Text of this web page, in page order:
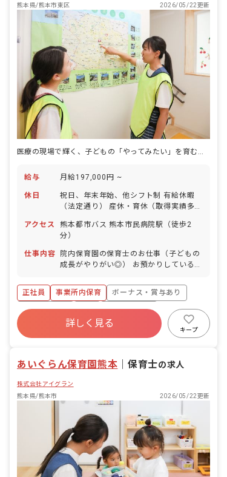
熊本県/熊本市東区
2026/05/22更新
給与 月給197,000円 ~
休日
祝日、年末年始、他シフト制 有給休暇
（法定通り） 産休・育休（取得実績多
日（週1日または4週4日以上の休日を付
与）
アクセス
熊本都市バス 熊本市民病院駅（徒歩2
分）
仕事内容
院内保育園の保育士のお仕事（子どもの
成長がやりがい◎） お預かりしている子
食事・睡眠・排泄・清潔・衣類の着脱等
・集団生活を通じた社会性の装着 ・行事
の計画・実行、お知らせの作成
正社員 事業所内保育
ボーナス・賞与あり
社会保険完備
有給
福利厚生充実
昇給昇進あり
産休育休制度
詳しく見る
キープ
あいぐらん保育園熊本 ｜保育士の求人
株式会社アイグラン
熊本県/熊本市
2026/05/22更新